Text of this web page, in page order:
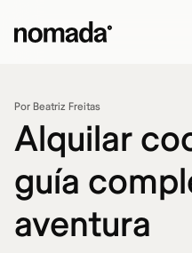
Por Beatriz Freitas
Alquilar
guía
aventura